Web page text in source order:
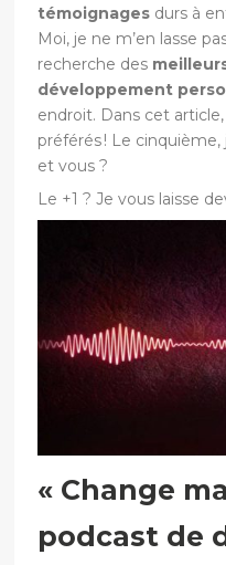
témoignages durs à
Moi, je ne m’en lasse
recherche des
développement
endroit. Dans cet
préférés ! Le
et vous ?
Le +1 ? Je vous laisse
« Change
podcast de